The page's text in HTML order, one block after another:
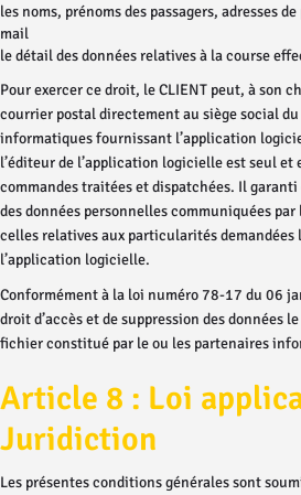
les noms, prénoms des passagers, adresses
mail
le détail des données relatives à la course
Pour exercer ce droit, le CLIENT peut, à son
courrier postal directement au siège social
informatiques fournissant l’application
l’éditeur de l’application logicielle est seul et
commandes traitées et dispatchées. Il
des données personnelles communiquées
celles relatives aux particularités demandées
l’application logicielle.
Conformément à la loi numéro 78-17 du 06
droit d’accès et de suppression des données
fichier constitué par le ou les partenaires
Article 8 : Loi
Juridiction
Les présentes conditions générales sont